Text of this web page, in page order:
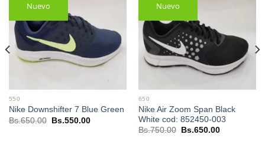
Nuevo
550
Nike Downshifter 7 Blue Green
Bs.650.00
El
Bs.550.00El
Nuevo
650
Nike Air Zoom Span Black
White cod: 852450-003
Bs.750.00
El
Bs.650.00El